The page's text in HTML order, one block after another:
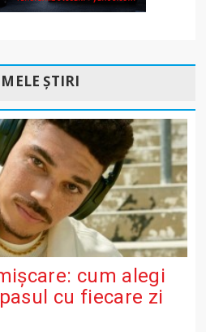
ȘTIRI
cum alegi
cu fiecare zi